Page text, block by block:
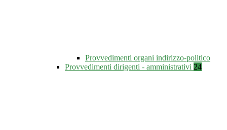
Provvedimenti organi indirizzo-politico
Provvedimenti dirigenti - amministrativi 24